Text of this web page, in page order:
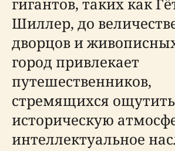
Шиллер, до
дворцов и
город привлекает
путешественников,
стремящихся ощутить
историческую
интеллектуальное